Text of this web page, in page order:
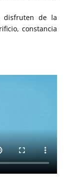
disfruten de la
constancia